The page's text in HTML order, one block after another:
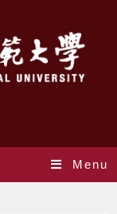
Menu